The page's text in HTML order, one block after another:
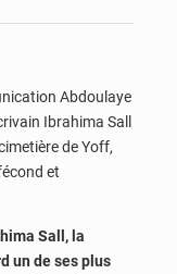
Abdoulaye
Ibrahima Sall
de Yoff,
et
Sall, la
un de ses plus